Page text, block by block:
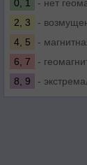
0, 1
- нет
2, 3
-
4, 5
-
6, 7
-
8, 9
-